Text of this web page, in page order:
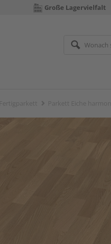
Große Lagervielfalt